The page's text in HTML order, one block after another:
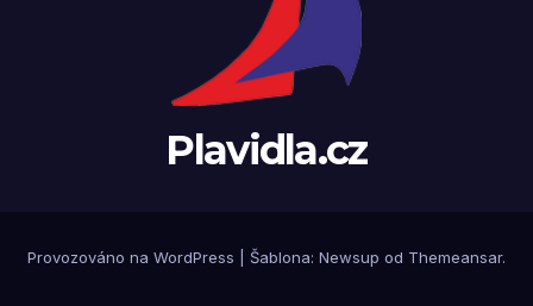
Plavidla.cz
Provozováno na WordPress Šablona: Newsup od Themeansar.